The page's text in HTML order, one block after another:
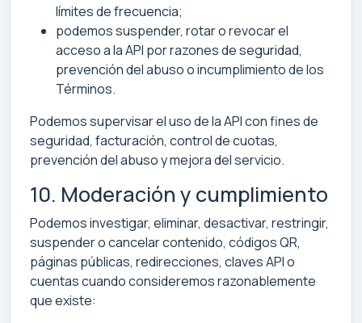
límites de frecuencia;
podemos suspender, rotar o revocar el
acceso a la API por razones de seguridad,
prevención del abuso o incumplimiento de los
Términos.
Podemos supervisar el uso de la API con fines de
seguridad, facturación, control de cuotas,
prevención del abuso y mejora del servicio.
10. Moderación y cumplimiento
Podemos investigar, eliminar, desactivar, restringir,
suspender o cancelar contenido, códigos QR,
páginas públicas, redirecciones, claves API o
cuentas cuando consideremos razonablemente
que existe: